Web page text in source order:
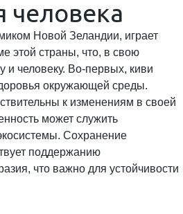
человека
Новой Зеландии, играет
этой страны, что, в свою
и человеку. Во-первых, киви
окружающей среды.
к изменениям в своей
может служить
Сохранение
поддержанию
что важно для устойчивости